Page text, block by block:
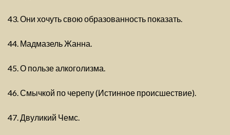
43. Они хочуть свою образованность показать.
44. Мадмазель Жанна.
45. О пользе алкоголизма.
46. Смычкой по черепу (Истинное происшествие).
47. Двуликий Чемс.